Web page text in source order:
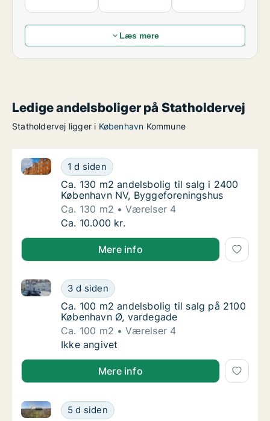
Læs mere
Ledige andelsboliger på Statholdervej
Statholdervej ligger i København Kommune
Ca. 130 m2 andelsbolig til salg i 2400
1 d siden
Ca. 130 m2 andelsbolig til salg i 2400 København
Ca. 130 m2 andelsbolig til salg i 2400
Ca. 130 m2 andelsbolig til salg i 2400
København NV, Byggeforeningshus
Ca. 130 m2
Værelser 4
Ca. 130 m2 andelsbolig til salg i 2400
Ca. 10.000 kr.
Mere info
Ca. 100 m2 andelsbolig til salg på 2100
3 d siden
Ca. 100 m2 andelsbolig til salg på 2100 København
Ca. 100 m2 andelsbolig til salg på 2100
Ca. 100 m2 andelsbolig til salg på 2100
København Ø, vardegade
Ca. 100 m2
Værelser 4
Ca. 100 m2 andelsbolig til salg på 2100
Ikke angivet
Mere info
Ca. 50 m2 andelsbolig til salg i 2791
5 d siden
Ca. 50 m2 andelsbolig til salg i 2791 Dragør, Hf.